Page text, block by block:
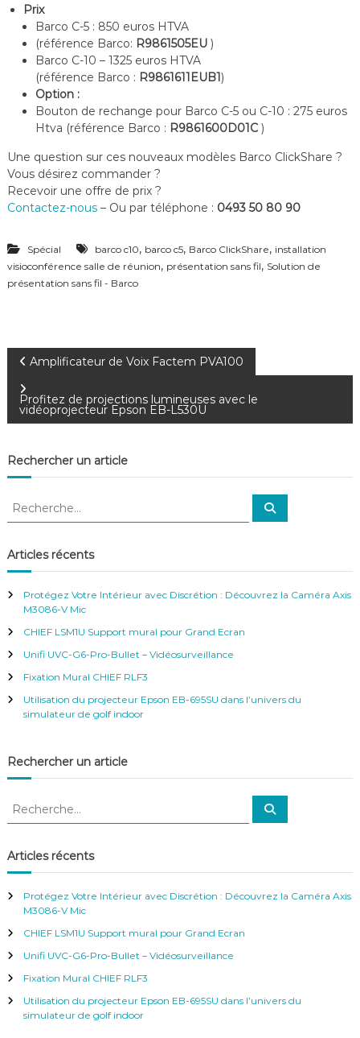
Prix
Barco C-5 : 850 euros HTVA
(référence Barco: R9861505EU )
Barco C-10 – 1325 euros HTVA
(référence Barco : R9861611EUB1)
Option :
Bouton de rechange pour Barco C-5 ou C-10 : 275 euros
Htva (référence Barco : R9861600D01C )
Une question sur ces nouveaux modèles Barco ClickShare ?
Vous désirez commander ?
Recevoir une offre de prix ?
Contactez-nous– Ou par téléphone : 0493 50 80 90
Spécial barco c10, barco c5, Barco ClickShare, installation
visioconférence salle de réunion, présentation sans fil, Solution de
présentation sans fil - Barco
N
a
i
g
a
t
o
n
e
a
r
t
i
Amplificateur de Voix Factem PVA100
Profitez de projections lumineuses avec le
vidéoprojecteur Epson EB-L530U
Rechercher un article
R
h
e
c
e
r
:
R
c
e
r
Articles récents
Protégez Votre Intérieur avec Discrétion : Découvrez la Caméra Axis
M3086-V Mic
CHIEF LSM1U Support mural pour Grand Ecran
Unifi UVC-G6-Pro-Bullet – Vidéosurveillance
Fixation Mural CHIEF RLF3
Utilisation du projecteur Epson EB-695SU dans l’univers du
simulateur de golf indoor
Rechercher un article
R
h
e
c
e
r
:
R
c
e
r
Articles récents
Protégez Votre Intérieur avec Discrétion : Découvrez la Caméra Axis
M3086-V Mic
CHIEF LSM1U Support mural pour Grand Ecran
Unifi UVC-G6-Pro-Bullet – Vidéosurveillance
Fixation Mural CHIEF RLF3
Utilisation du projecteur Epson EB-695SU dans l’univers du
simulateur de golf indoor